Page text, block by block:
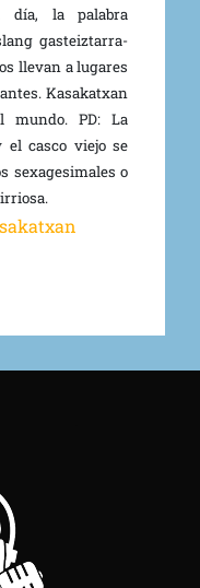
día, la palabra
gasteiztarra-
llevan a lugares
Kasakatxan
mundo. PD: La
el casco viejo se
sexagesimales o